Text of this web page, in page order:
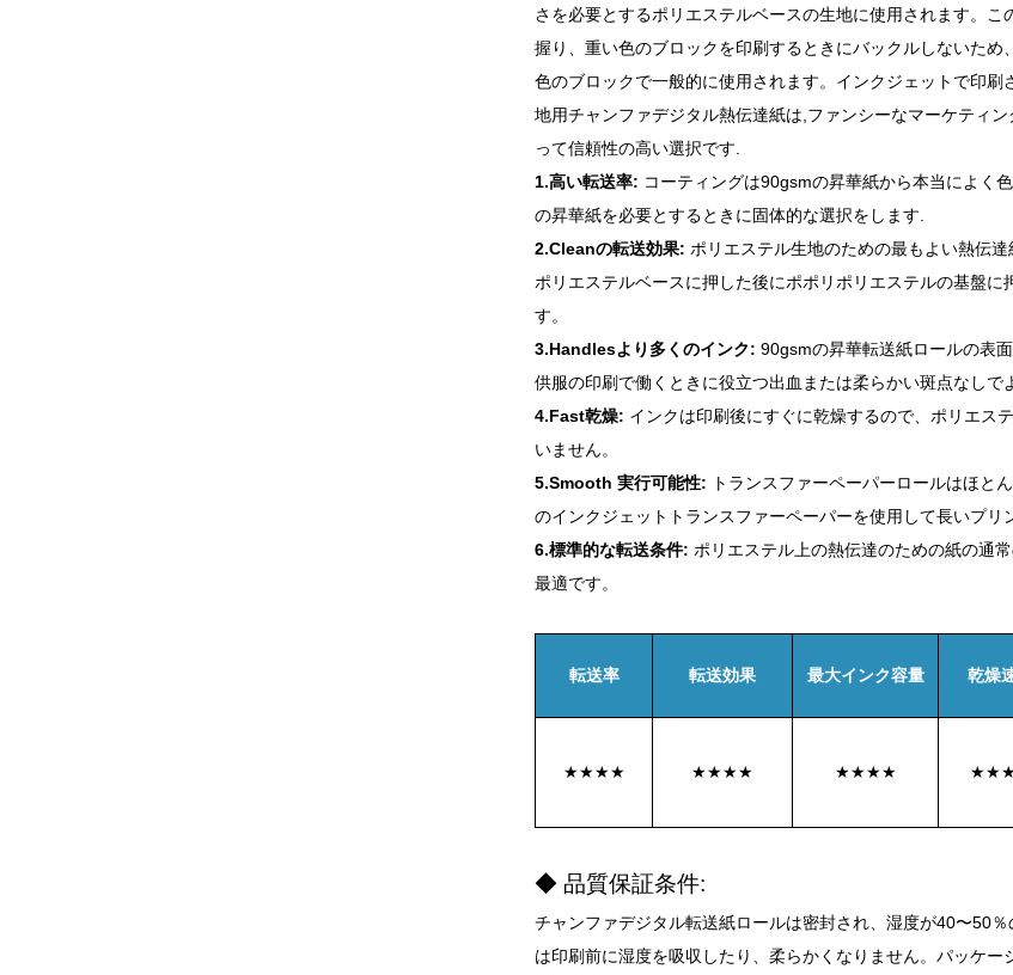
さを必要とするポリエステルベースの生地に使用されます。
握り、重い色のブロックを印刷するときにバックルしないた
色のブロックで一般的に使用されます。インクジェットで印
地用チャンファデジタル熱伝達紙は,ファンシーなマーケティ
って信頼性の高い選択です.
1.高い転送率: コーティングは90gsmの昇華紙から本当によく
の昇華紙を必要とするときに固体的な選択をします.
2.Cleanの転送効果: ポリエステル生地のための最もよい熱伝
ポリエステルベースに押した後にポポリポリエステルの基盤
す。
3.Handlesより多くのインク: 90gsmの昇華転送紙ロールの表
供服の印刷で働くときに役立つ出血または柔らかい斑点なしで
4.Fast乾燥: インクは印刷後にすぐに乾燥するので、ポリエス
いません。
5.Smooth 実行可能性:
トランスファーペーパーロールはほと
のインクジェットトランスファーペーパーを使用して長いプリ
6.標準的な転送条件: ポリエステル上の熱伝達のための紙の通
最適です。
転送率 転送効果 最大インク容量 乾燥
★★★★ ★★★★ ★★★★
◆ 品質保証条件:
チャンファデジタル転送紙ロールは密封され、湿度が40〜50
は印刷前に湿度を吸収したり、柔らかくなりません。パッケ